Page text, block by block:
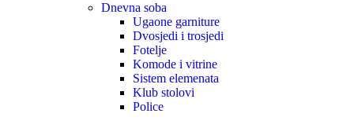
Dnevna soba
Ugaone garniture
Dvosjedi i trosjedi
Fotelje
Komode i vitrine
Sistem elemenata
Klub stolovi
Police